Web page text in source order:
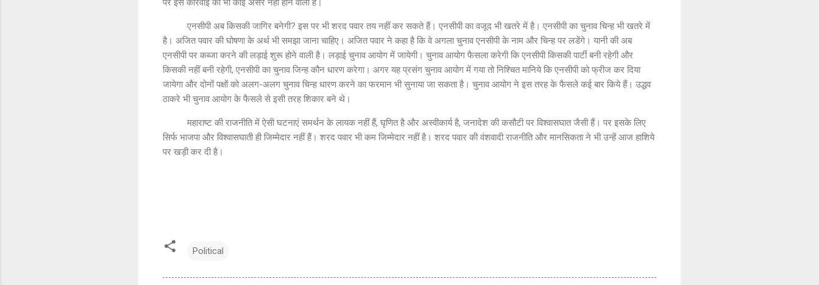
एनसीपी अब किसकी जागिर बनेगी? इस पर भी शरद पवार तय नहीं कर सकते हैं। एनसीपी का वजूद भी खतरे में है। एनसीपी का चुनाव चिन्ह भी खतरे में
है। अजित पवार की घोषणा के अर्थ भी समझा जाना चाहिए। अजित पवार ने कहा है कि वे अगला चुनाव एनसीपी के नाम और चिन्ह पर लडेंगे। यानी की अब
एनसीपी पर कब्जा करने की लड़ाई शुरू होने वाली है। लड़ाई चुनाव आयोग में जायेगी। चुनाव आयोग फैसला करेगी कि एनसीपी किसकी पार्टी बनी रहेगी और
किसकी नहीं बनी रहेगी, एनसीपी का चुनाव जिन्ह कौन धारण करेगा। अगर यह प्रसंग चुनाव आयोग में गया तो निश्चित मानिये कि एनसीपी को फ्रीज कर दिया
जायेगा और दोनों पक्षों को अलग-अलग चुनाव चिन्ह धारण करने का फरमान भी सुनाया जा सकता है। चुनाव आयोग ने इस तरह के फैसले कई बार किये हैं। उद्धव
ठाकरे भी चुनाव आयोग के फैसले से इसी तरह शिकार बने थे।
महाराष्ट की राजनीति में ऐसी घटनाएं समर्थन के लायक नहीं हैं, घृणित है और अस्वीकार्य है, जनादेश की कसौटी पर विश्वासघात जैसी हैं। पर इसके लिए
सिर्फ भाजपा और विश्वासघाती ही जिम्मेदार नहीं हैं। शरद पवार भी कम जिम्मेदार नहीं है। शरद पवार की वंशवादी राजनीति और मानसिकता ने भी उन्हें आज हाशिये
पर खड़ी कर दी है।
Political